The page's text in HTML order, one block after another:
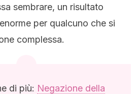
sembrare, un risultato
per qualcuno che si
complessa.
di più: Negazione della